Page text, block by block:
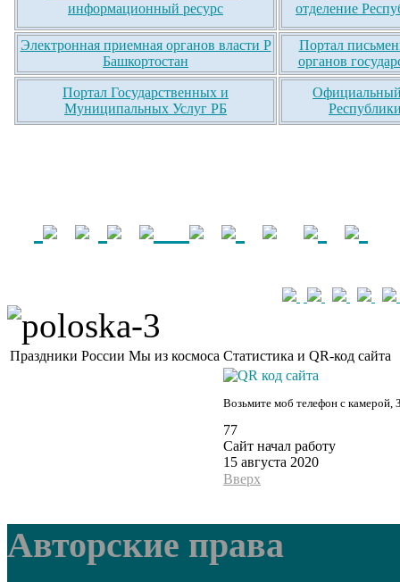
информационный ресурс
отделение
Электронная приемная органов власти Р
Башкортостан
Портал
органов
Портал Государственных и
Муниципальных Услуг РБ
Официальный
Праздники России Мы из космоса Статистика и QR-код сайта
Возьмите моб телефон с камерой,
77
Сайт начал работу
15 августа 2020
Вверх
Авторские права